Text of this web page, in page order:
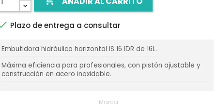
Plazo de entrega a consultar
Embutidora hidráulica horizontal IS 16 IDR de 16L.
Máxima eficiencia para profesionales, con pistón ajustable y
construcción en acero inoxidable.
Marca